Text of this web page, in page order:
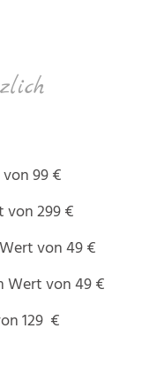
99 €
von 299 €
von 49 €
Wert von 49 €
129 €